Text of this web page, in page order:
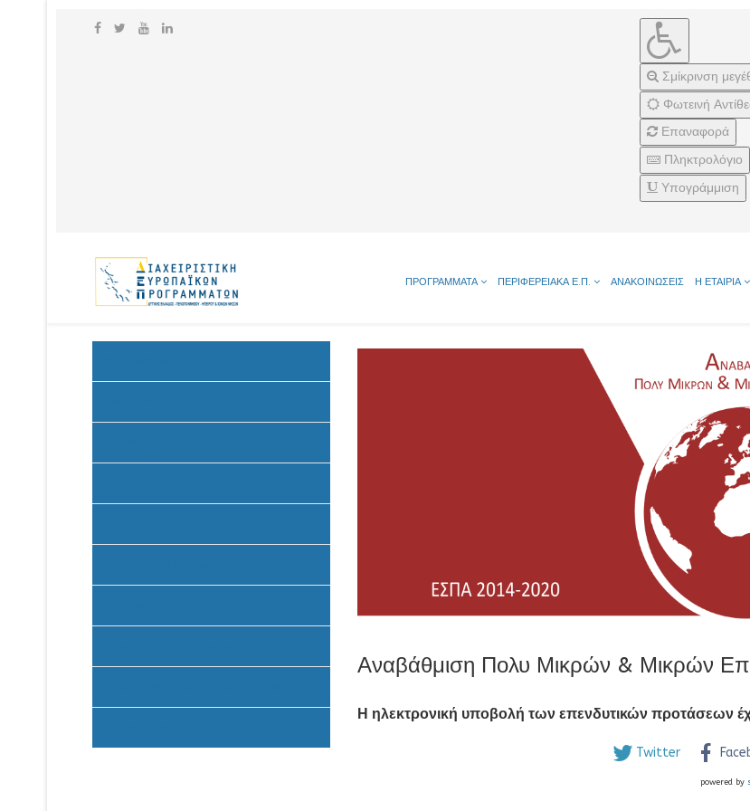
Σμίκρινση
Φωτεινή
Επαναφορά
Πληκτρολόγιο
Υπογράμμιση
ΠΡΟΓΡΑΜΜΑΤΑ ΠΕΡΙΦΕΡΕΙΑΚΑ Ε.Π. ΑΝΑΚΟΙΝΩΣΕΙΣ Η ΕΤΑΙΡΙΑ
Αναβάθμιση Πολυ Μικρών & Μικρών
Η ηλεκτρονική υποβολή των επενδυτικών προτάσεων
Twitter
powered by